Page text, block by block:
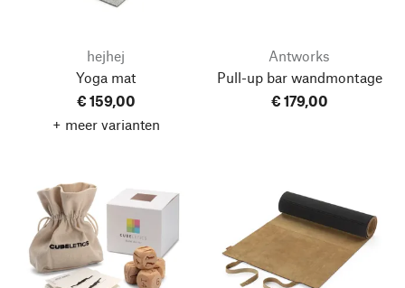
hejhej
Yoga mat
€ 159,00
+ meer varianten
Antworks
Pull-up bar wandmontage
€ 179,00